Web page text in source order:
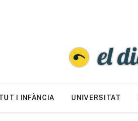
I INFÀNCIA UNIVERSITAT